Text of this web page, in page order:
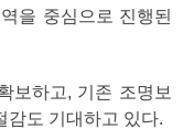
을 중심으로 진행된
보하고, 기존 조명보
감도 기대하고 있다.